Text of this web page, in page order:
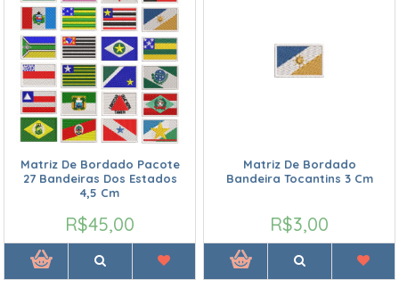
Matriz De Bordado Pacote
27 Bandeiras Dos Estados
4,5 Cm
R$45,00
Matriz De Bordado
Bandeira Tocantins 3 Cm
R$3,00